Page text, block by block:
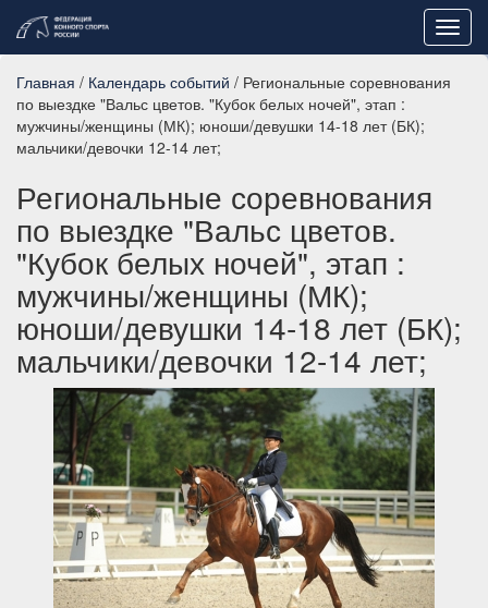
Главная / Календарь событий / Региональные соревнования
по выездке "Вальс цветов. "Кубок белых ночей", этап :
мужчины/женщины (МК); юноши/девушки 14-18 лет (БК);
мальчики/девочки 12-14 лет;
Региональные соревнования
по выездке "Вальс цветов.
"Кубок белых ночей", этап :
мужчины/женщины (МК);
юноши/девушки 14-18 лет (БК);
мальчики/девочки 12-14 лет;